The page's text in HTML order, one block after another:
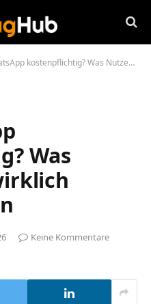
Was Nutzer 2026 wirklich wissen müssen
Was
Keine Kommentare